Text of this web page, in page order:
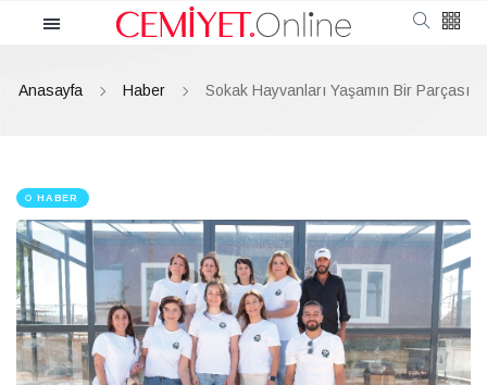
Cemiyet
Röportaj
Moda
Güzellik
Anasayfa Haber Sokak Hayvanları Yaşamın Bir Parçası
HABER